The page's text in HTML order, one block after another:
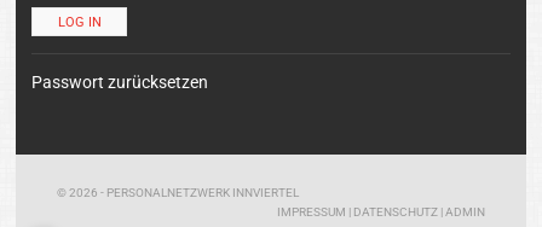
Passwort zurücksetzen
© 2026 - PERSONALNETZWERK INNVIERTEL
IMPRESSUM | DATENSCHUTZ| ADMIN